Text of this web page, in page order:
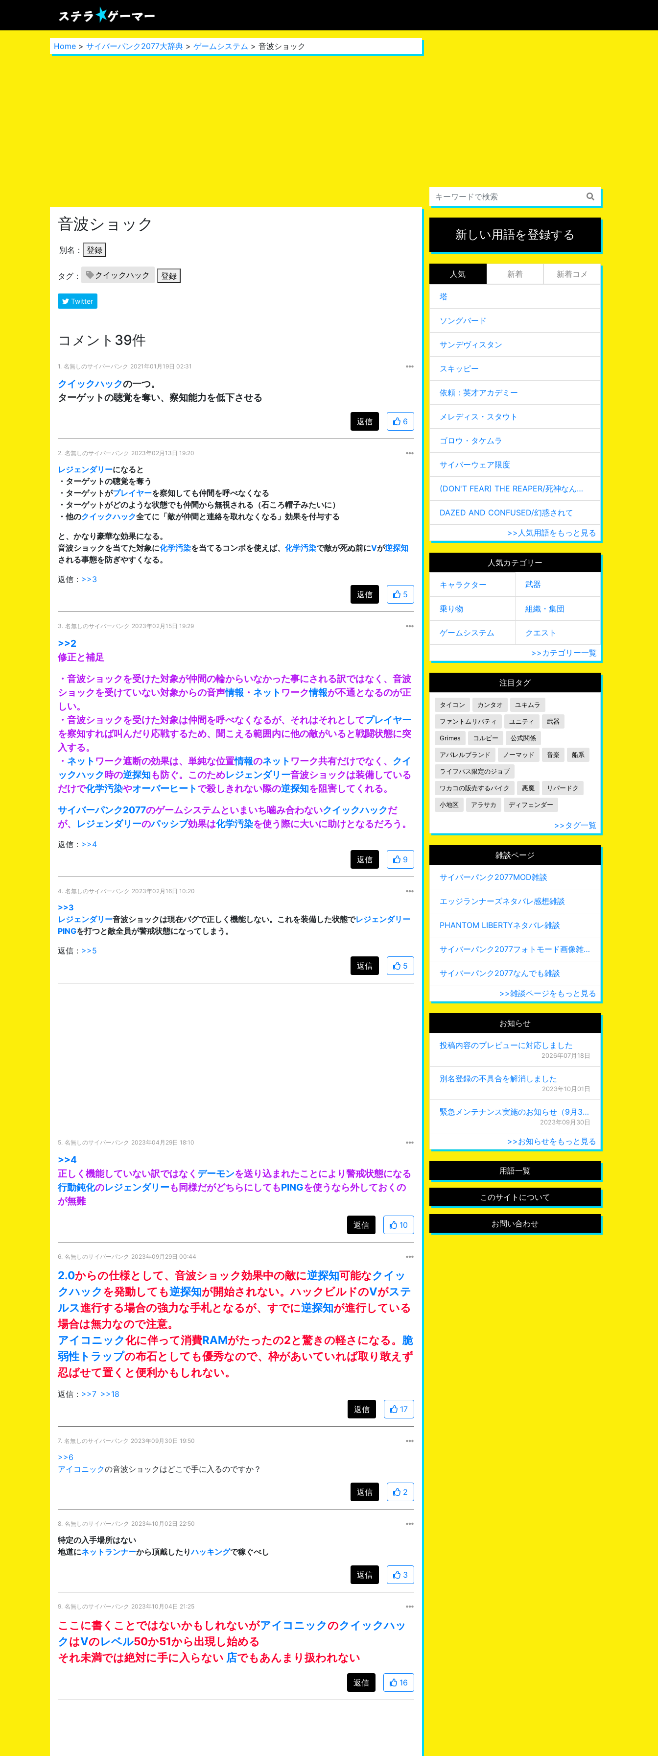
Home > サイバーパンク2077大辞典 > ゲームシステム > 音波ショック
音波ショック
別名： 登録
タグ： クイックハック 登録
Twitter
コメント39件
1. 名無しのサイバーパンク 2021年01月19日 02:31
クイックハックの一つ。
ターゲットの聴覚を奪い、察知能力を低下させる
返信 6
2. 名無しのサイバーパンク 2023年02月13日 19:20
レジェンダリーになると
・ターゲットの聴覚を奪う
・ターゲットがプレイヤーを察知しても仲間を呼べなくなる
・ターゲットがどのような状態でも仲間から無視される（石ころ帽子みたいに）
・他のクイックハック全てに「敵が仲間と連絡を取れなくなる」効果を付与する
と、かなり豪華な効果になる。
音波ショックを当てた対象に化学汚染を当てるコンボを使えば、 化学汚染で敵が死ぬ前にVが逆探知
される事態を防ぎやすくなる。
返信： >>3
返信
5
3. 名無しのサイバーパンク 2023年02月15日 19:29
>>2
修正と補足
・音波ショックを受けた対象が仲間の輪からいなかった事にされる訳ではなく、音波
ショックを受けていない対象からの音声情報 ・ ネット ワーク情報が不通となるのが正
しい。
・音波ショックを受けた対象は仲間を呼べなくなるが、それはそれとしてプレイヤー
を察知すれば叫んだり応戦するため、聞こえる範囲内に他の敵がいると戦闘状態に突
入する。
・ ネット ワーク遮断の効果は、単純な位置情報のネット ワーク共有だけでなく、 クイ
ックハック時の逆探知も防ぐ。このためレジェンダリー音波ショックは装備している
だけで化学汚染やオーバーヒートで殺しきれない際の逆探知を阻害してくれる。
サイバーパンク2077のゲームシステムといまいち噛み合わないクイックハックだ
が、 レジェンダリーのパッシブ効果は化学汚染を使う際に大いに助けとなるだろう。
返信： >>4
返信
9
4. 名無しのサイバーパンク 2023年02月16日 10:20
>>3
レジェンダリー音波ショックは現在バグで正しく機能しない。これを装備した状態でレジェンダリー
PINGを打つと敵全員が警戒状態になってしまう。
返信： >>5
返信
5
5. 名無しのサイバーパンク 2023年04月29日 18:10
>>4
正しく機能していない訳ではなく デーモンを送り込まれたことにより警戒状態になる
行動鈍化のレジェンダリーも同様だがどちらにしてもPINGを使うなら外しておくの
が無難
返信 10
6. 名無しのサイバーパンク 2023年09月29日 00:44
2.0からの仕様として、音波ショック効果中の敵に逆探知可能なクイッ
クハック を発動しても逆探知が開始されない。ハックビルドのVがステ
ルス進行する場合の強力な手札となるが、すでに逆探知が進行している
場合は無力なので注意。
アイコニック化に伴って消費RAMがたったの2と驚きの軽さになる。 脆
弱性トラップの布石としても優秀なので、枠があいていれば取り敢えず
忍ばせて置くと便利かもしれない。
返信： >>7 >>18
返信
17
7. 名無しのサイバーパンク 2023年09月30日 19:50
>>6
アイコニックの音波ショックはどこで手に入るのですか？
返信 2
8. 名無しのサイバーパンク 2023年10月02日 22:50
特定の入手場所はない
地道にネットランナーから頂戴したりハッキングで稼ぐべし
返信 3
9. 名無しのサイバーパンク 2023年10月04日 21:25
ここに書くことではないかもしれないがアイコニックのクイックハッ
クはVのレベル50か51から出現し始める
それ未満では絶対に手に入らない 店でもあんまり扱われない
返信 16
新しい用語を登録する
人気 新着 新着コメ
塔
ソングバード
サンデヴィスタン
スキッピー
依頼：英才アカデミー
メレディス・スタウト
ゴロウ・タケムラ
サイバーウェア限度
(DON'T FEAR) THE REAPER/死神なんて怖くない
DAZED AND CONFUSED/幻惑されて
>>人気用語をもっと見る
人気カテゴリー
キャラクター 武器
乗り物 組織・集団
ゲームシステム クエスト
>>カテゴリー一覧
注目タグ
タイコン カンタオ ユキムラ
ファントムリバティ ユニティ 武器
Grimes コルビー 公式関係
アパレルブランド ノーマッド 音楽 船系
ライフパス限定のジョブ
ワカコの販売するバイク 悪魔 リパードク
小地区 アラサカ ディフェンダー
>>タグ一覧
雑談ページ
サイバーパンク2077MOD雑談
エッジランナーズネタバレ感想雑談
PHANTOM LIBERTYネタバレ雑談
サイバーパンク2077フォトモード画像雑談
サイバーパンク2077なんでも雑談
>>雑談ページをもっと見る
お知らせ
投稿内容のプレビューに対応しました
2026年07月18日
別名登録の不具合を解消しました
2023年10月01日
緊急メンテナンス実施のお知らせ（9月30日 0:15更新）
2023年09月30日
>>お知らせをもっと見る
用語一覧
このサイトについて
お問い合わせ